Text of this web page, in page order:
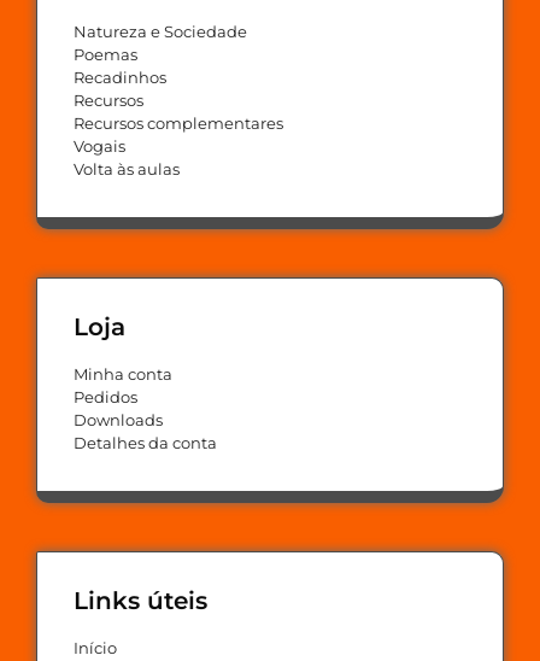
Natureza e Sociedade
Poemas
Recadinhos
Recursos
Recursos complementares
Vogais
Volta às aulas
Loja
Minha conta
Pedidos
Downloads
Detalhes da conta
Links úteis
Início